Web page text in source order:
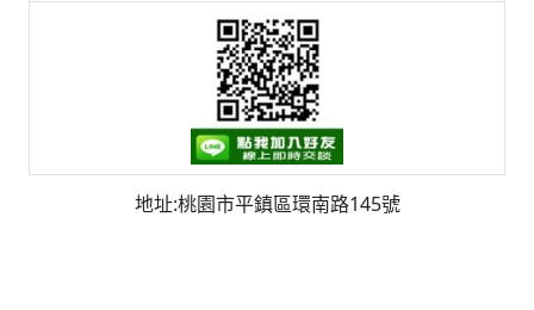
地址:桃園市平鎮區環南路145號